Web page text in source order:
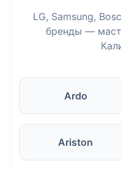
LG, Samsung,
бренды —
Ardo
Ariston